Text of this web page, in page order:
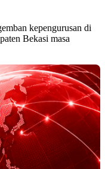
kepengurusan di
Bekasi masa